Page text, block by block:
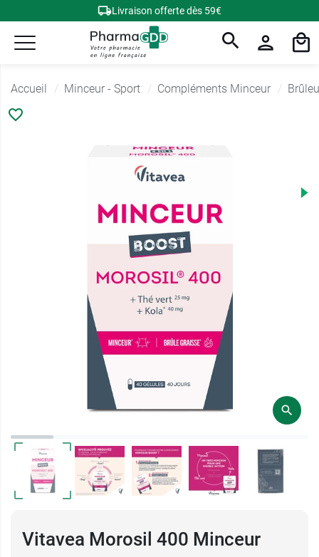
Livraison offerte dès 59€
Accueil Minceur - Sport Compléments Minceur
Vitavea Morosil 400 Minceur